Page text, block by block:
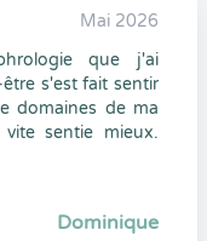
Mai 2026
que j'ai
s'est fait sentir
domaines de ma
sentie mieux.
Dominique